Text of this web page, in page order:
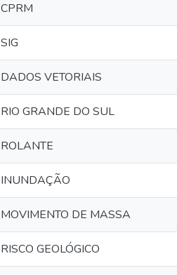
CPRM
SIG
DADOS VETORIAIS
RIO GRANDE DO SUL
ROLANTE
INUNDAÇÃO
MOVIMENTO DE MASSA
RISCO GEOLÓGICO